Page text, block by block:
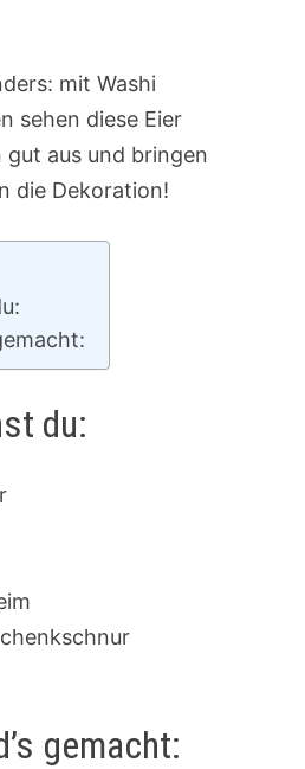
mit Washi
sehen diese Eier
aus und bringen
die Dekoration!
du:
gemacht: